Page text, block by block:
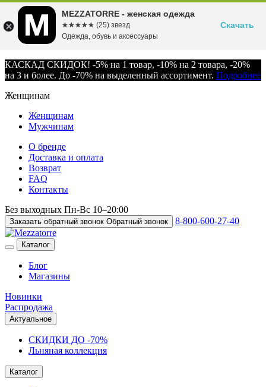
КАСКАД СКИДОК! -5% на 1 товар, -10% на 2 товара, -20%
на 3 и более. До -70% на выделенный ассортимент. Подробнее
Женщинам
Женщинам
Мужчинам
О бренде
Доставка и оплата
Возврат
FAQ
Контакты
Без выходных Пн-Вс 10–20:00
Заказать обратный звонок Обратный звонок 8-800-600-27-40
Каталог
Блог
Магазины
Новинки
Распродажа
Актуальное
СКИДКИ ДО -70%
Льняная коллекция
Каталог
MEZZATORRE - женская одежда
☆☆☆☆☆
★★★★★ (25) звезд
Одежда, обувь и аксессуары
Скачать